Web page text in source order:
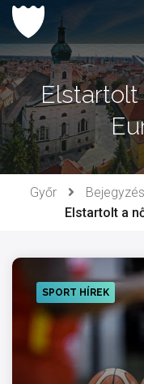
Ugrás
tartalomhoz
Elstartolt
Győr
Elstartolt a
SPORT HÍREK